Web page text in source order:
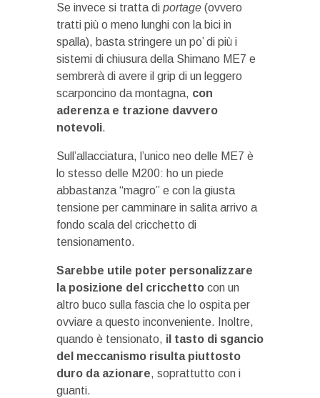
Se invece si tratta di portage (ovvero
tratti più o meno lunghi con la bici in
spalla), basta stringere un po’ di più i
sistemi di chiusura della Shimano ME7 e
sembrerà di avere il grip di un leggero
scarponcino da montagna, con
aderenza e trazione davvero
notevoli.
Sull’allacciatura, l’unico neo delle ME7 è
lo stesso delle M200: ho un piede
abbastanza “magro” e con la giusta
tensione per camminare in salita arrivo a
fondo scala del cricchetto di
tensionamento.
Sarebbe utile poter personalizzare
la posizione del cricchetto con un
altro buco sulla fascia che lo ospita per
ovviare a questo inconveniente. Inoltre,
quando è tensionato, il tasto di sgancio
del meccanismo risulta piuttosto
duro da azionare, soprattutto con i
guanti.